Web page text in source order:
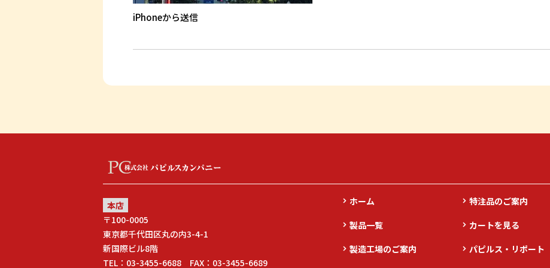
iPhoneから送信
本店
〒100-0005
東京都千代田区丸の内3-4-1
新国際ビル8階
TEL：03-3455-6688 FAX：03-3455-6689
ホーム
製品一覧
製造工場のご案内
特注品のご案内
カートを見る
パピルス・リポート